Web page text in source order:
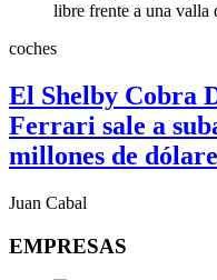
coches
El Shelby Cobra
Ferrari sale a
millones de
Juan Cabal
EMPRESAS